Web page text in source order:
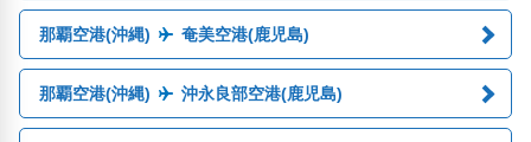
那覇空港(沖縄) 奄美空港(鹿児島)
那覇空港(沖縄) 沖永良部空港(鹿児島)